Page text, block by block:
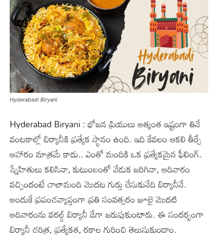
Hyderabadi Biryani
Hyderabad Biryani : భోజన ప్రియులు అత్యంత ఇష్టంగా తినే
వంటకాల్లో బిర్యానీకి ప్రత్యేక స్థానం ఉంది. ఇది కేవలం ఆకలి తీర్చే
ఆహారం మాత్రమే కాదు.. ఎంతో మందికి ఒక ప్రత్యేకమైన ఫీలింగ్.
స్నేహితులు కలిసినా, కుటుంబంతో వేడుక జరిగినా, ఆదివారం
వచ్చిందంటే చాలామంది మొదట గుర్తు చేసుకునేది బిర్యానీనే.
అందుకే ప్రపంచవ్యాప్తంగా ప్రతి సంవత్సరం జూలై మొదటి
ఆదివారంను వరల్డ్ బిర్యానీ డేగా జరుపుకుంటారు. ఈ సందర్భంగా
బిర్యానీ చరిత్ర, ప్రత్యేకత, రకాల గురించి తెలుసుకుందాం.